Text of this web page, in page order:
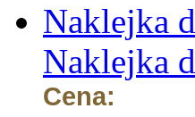
Naklejka
Cena: